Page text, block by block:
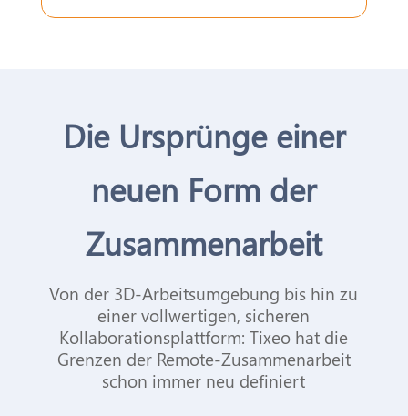
Die Ursprünge einer
neuen Form der
Zusammenarbeit
Von der 3D-Arbeitsumgebung bis hin zu
einer vollwertigen, sicheren
Kollaborationsplattform: Tixeo hat die
Grenzen der Remote-Zusammenarbeit
schon immer neu definiert